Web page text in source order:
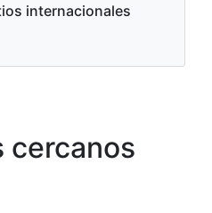
internacionales
cercanos